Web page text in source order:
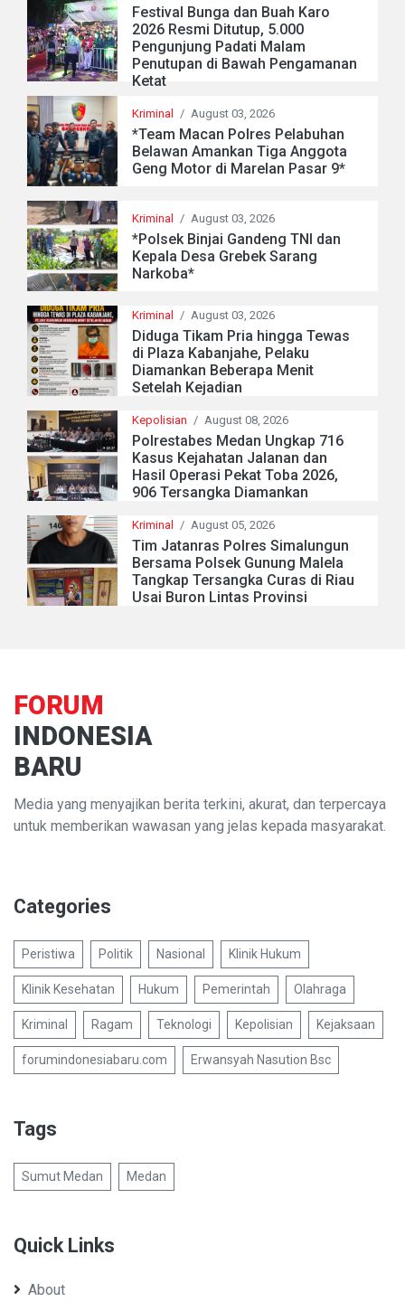
Festival Bunga dan Buah Karo
2026 Resmi Ditutup, 5.000
Pengunjung Padati Malam
Penutupan di Bawah Pengamanan
Ketat
Kriminal / August 03, 2026
*Team Macan Polres Pelabuhan
Belawan Amankan Tiga Anggota
Geng Motor di Marelan Pasar 9*
Kriminal / August 03, 2026
*Polsek Binjai Gandeng TNI dan
Kepala Desa Grebek Sarang
Narkoba*
Kriminal / August 03, 2026
Diduga Tikam Pria hingga Tewas
di Plaza Kabanjahe, Pelaku
Diamankan Beberapa Menit
Setelah Kejadian
Kepolisian / August 08, 2026
Polrestabes Medan Ungkap 716
Kasus Kejahatan Jalanan dan
Hasil Operasi Pekat Toba 2026,
906 Tersangka Diamankan
Kriminal / August 05, 2026
Tim Jatanras Polres Simalungun
Bersama Polsek Gunung Malela
Tangkap Tersangka Curas di Riau
Usai Buron Lintas Provinsi
FORUM
INDONESIA
BARU
Media yang menyajikan berita terkini, akurat, dan terpercaya
untuk memberikan wawasan yang jelas kepada masyarakat.
Categories
Peristiwa Politik Nasional Klinik Hukum
Klinik Kesehatan Hukum Pemerintah Olahraga
Kriminal Ragam Teknologi Kepolisian Kejaksaan
forumindonesiabaru.com Erwansyah Nasution Bsc
Tags
Sumut Medan Medan
Quick Links
About